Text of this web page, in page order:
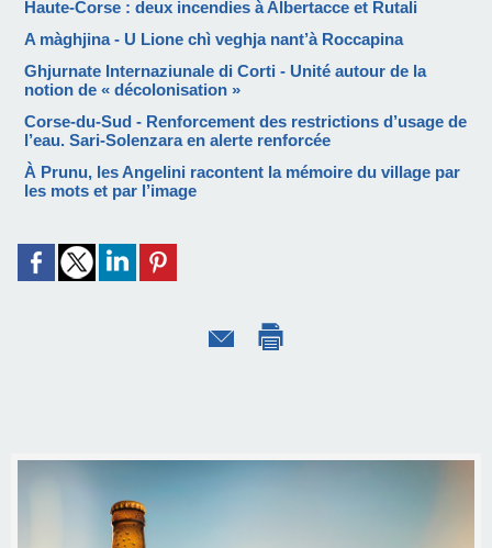
Haute-Corse : deux incendies à Albertacce et Rutali
A màghjina - U Lione chì veghja nant’à Roccapina
Ghjurnate Internaziunale di Corti - Unité autour de la
notion de « décolonisation »
Corse-du-Sud - Renforcement des restrictions d’usage de
l’eau. Sari-Solenzara en alerte renforcée
À Prunu, les Angelini racontent la mémoire du village par
les mots et par l’image